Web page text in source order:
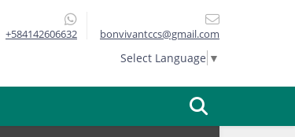
+584142606632 bonvivantccs@gmail.com
Select Language ▼